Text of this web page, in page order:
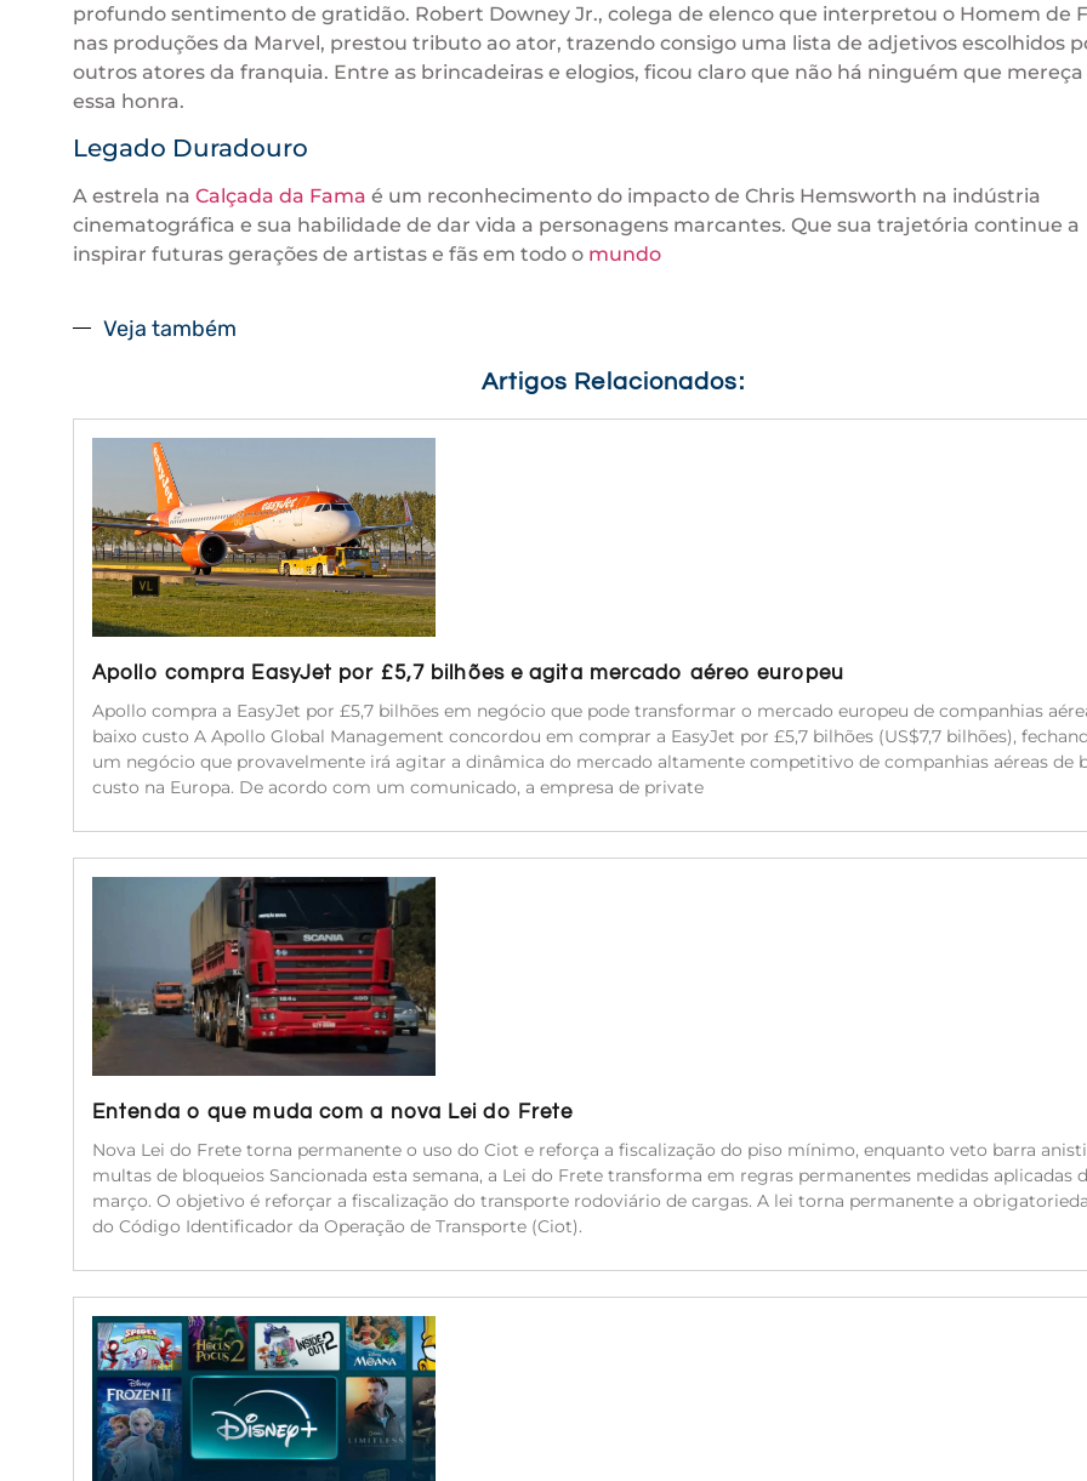
profundo sentimento de gratidão. Robert Downey Jr., colega de elenco que interpretou o Homem de
nas produções da Marvel, prestou tributo ao ator, trazendo consigo uma lista de adjetivos escolhidos
outros atores da franquia. Entre as brincadeiras e elogios, ficou claro que não há ninguém que
essa honra.
Legado Duradouro
A estrela na Calçada da Fama é um reconhecimento do impacto de Chris Hemsworth na indústria
cinematográfica e sua habilidade de dar vida a personagens marcantes. Que sua trajetória continue a
inspirar futuras gerações de artistas e fãs em todo o mundo
Veja também
Artigos Relacionados:
Apollo compra EasyJet por £5,7 bilhões e agita mercado aéreo europeu
Apollo compra a EasyJet por £5,7 bilhões em negócio que pode transformar o mercado europeu de companhias
baixo custo A Apollo Global Management concordou em comprar a EasyJet por £5,7 bilhões (US$7,7 bilhões),
um negócio que provavelmente irá agitar a dinâmica do mercado altamente competitivo de companhias aéreas de
custo na Europa. De acordo com um comunicado, a empresa de private
Entenda o que muda com a nova Lei do Frete
Nova Lei do Frete torna permanente o uso do Ciot e reforça a fiscalização do piso mínimo, enquanto veto barra
multas de bloqueios Sancionada esta semana, a Lei do Frete transforma em regras permanentes medidas aplicadas
março. O objetivo é reforçar a fiscalização do transporte rodoviário de cargas. A lei torna permanente a
do Código Identificador da Operação de Transporte (Ciot).